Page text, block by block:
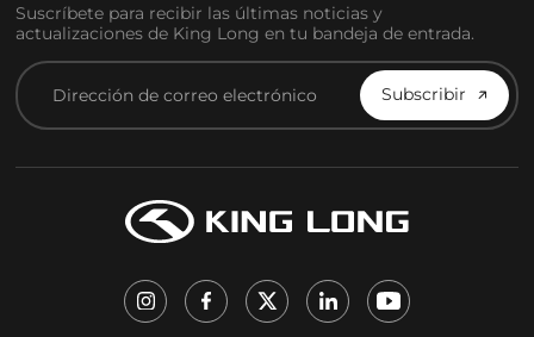
Suscríbete para recibir las últimas noticias y
actualizaciones de King Long en tu bandeja de entrada.
Subscribir